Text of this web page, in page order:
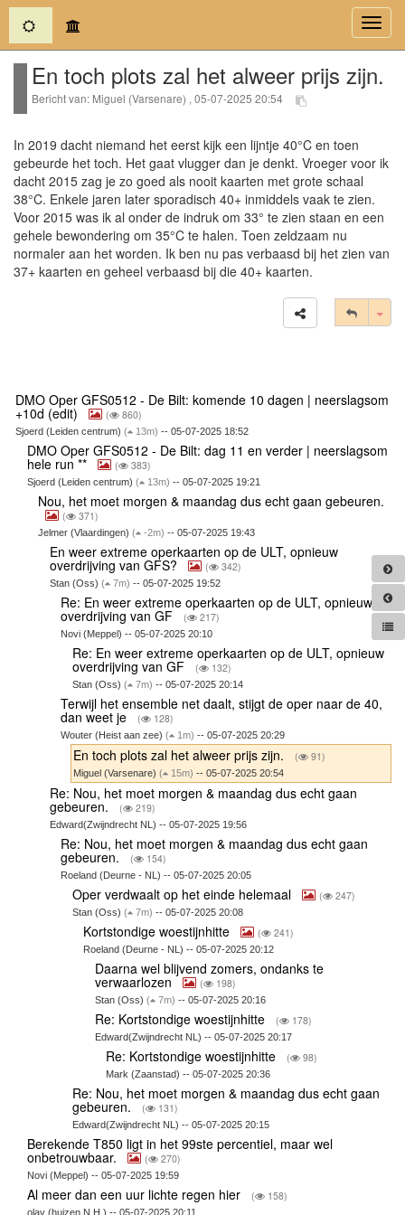
(current)
En toch plots zal het alweer prijs zijn.
Bericht van: Miguel (Varsenare) , 05-07-2025 20:54
In 2019 dacht niemand het eerst kijk een lijntje 40°C en toen
gebeurde het toch. Het gaat vlugger dan je denkt. Vroeger voor ik
dacht 2015 zag je zo goed als nooit kaarten met grote schaal
38°C. Enkele jaren later sporadisch 40+ inmiddels vaak te zien.
Voor 2015 was ik al onder de indruk om 33° te zien staan en een
gehele bewondering om 35°C te halen. Toen zeldzaam nu
normaler aan het worden. Ik ben nu pas verbaasd bij het zien van
37+ kaarten en geheel verbaasd bij die 40+ kaarten.
DMO Oper GFS0512 - De Bilt: komende 10 dagen | neerslagsom
+10d (edit) ( 860)
Sjoerd (Leiden centrum) ( 13m) -- 05-07-2025 18:52
DMO Oper GFS0512 - De Bilt: dag 11 en verder | neerslagsom
hele run ** ( 383)
Sjoerd (Leiden centrum) ( 13m) -- 05-07-2025 19:21
Nou, het moet morgen & maandag dus echt gaan gebeuren.
( 371)
Jelmer (Vlaardingen)( -2m) -- 05-07-2025 19:43
En weer extreme operkaarten op de ULT, opnieuw
overdrijving van GFS? ( 342)
Stan (Oss) ( 7m) -- 05-07-2025 19:52
Re: En weer extreme operkaarten op de ULT, opnieuw
overdrijving van GF ( 217)
Novi (Meppel) -- 05-07-2025 20:10
Re: En weer extreme operkaarten op de ULT, opnieuw
overdrijving van GF ( 132)
Stan (Oss) ( 7m) -- 05-07-2025 20:14
Terwijl het ensemble net daalt, stijgt de oper naar de 40,
dan weet je ( 128)
Wouter (Heist aan zee)( 1m) -- 05-07-2025 20:29
En toch plots zal het alweer prijs zijn. ( 91)
Miguel (Varsenare) ( 15m) -- 05-07-2025 20:54
Re: Nou, het moet morgen & maandag dus echt gaan
gebeuren. ( 219)
Edward(Zwijndrecht NL) -- 05-07-2025 19:56
Re: Nou, het moet morgen & maandag dus echt gaan
gebeuren. ( 154)
Roeland (Deurne - NL) -- 05-07-2025 20:05
Oper verdwaalt op het einde helemaal ( 247)
Stan (Oss) ( 7m) -- 05-07-2025 20:08
Kortstondige woestijnhitte ( 241)
Roeland (Deurne - NL) -- 05-07-2025 20:12
Daarna wel blijvend zomers, ondanks te
verwaarlozen ( 198)
Stan (Oss) ( 7m) -- 05-07-2025 20:16
Re: Kortstondige woestijnhitte ( 178)
Edward(Zwijndrecht NL) -- 05-07-2025 20:17
Re: Kortstondige woestijnhitte ( 98)
Mark (Zaanstad) -- 05-07-2025 20:36
Re: Nou, het moet morgen & maandag dus echt gaan
gebeuren. ( 131)
Edward(Zwijndrecht NL) -- 05-07-2025 20:15
Berekende T850 ligt in het 99ste percentiel, maar wel
onbetrouwbaar. ( 270)
Novi (Meppel) -- 05-07-2025 19:59
Al meer dan een uur lichte regen hier ( 158)
olav (huizen.N.H.) -- 05-07-2025 20:11